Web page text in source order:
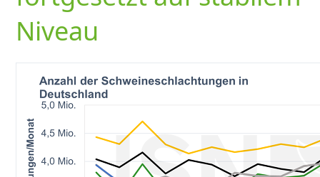
Niveau